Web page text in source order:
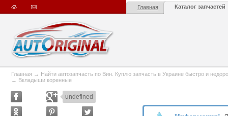
Главная Каталог запчастей
Главная → Найти автозапчасть по Вин. Куплю запчасть в Украине быстро и
→ Вкладыши коренные
undefined